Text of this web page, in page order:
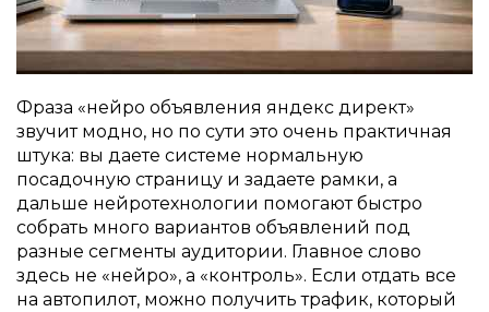
Фраза «нейро объявления яндекс директ»
звучит модно, но по сути это очень практичная
штука: вы даете системе нормальную
посадочную страницу и задаете рамки, а
дальше нейротехнологии помогают быстро
собрать много вариантов объявлений под
разные сегменты аудитории. Главное слово
здесь не «нейро», а «контроль». Если отдать все
на автопилот, можно получить трафик, который